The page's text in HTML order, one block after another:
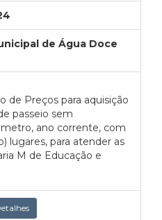
de Água Doce
de Preços para aquisição
passeio sem
ano corrente, com
lugares, para atender as
M de Educação e